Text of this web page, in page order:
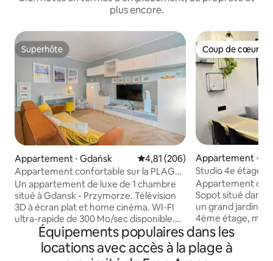
plus encore.
Superhôte
Superhôte
Appartement ⋅ Gdańsk Évaluation moyenne sur la
4,81 (206)
Appartement confortable sur la PLAGE |
Gdansk | Parking gratuit
Un appartement de luxe de 1 chambre
situé à Gdansk - Przymorze. Télévision
3D à écran plat et home cinéma. WI-FI
ultra-rapide de 300 Mo/sec disponible.
L'appartement est entièrement équipé
avec tout ce dont vous avez besoin pour
un excellent séjour. Parfaitement relié
Coup de cœur
Coup de cœur
Appartement ⋅
Studio 4e étage
Appartement
Sopot situé dans
un grand jardin.
4ème étage,
ascenseur, mais
devrait
inconvénient :)
Équipements populaires dans les
locations avec accès à la plage à